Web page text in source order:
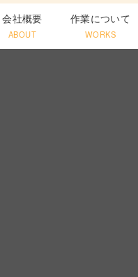
会社概要
ABOUT
作業について
WORKS